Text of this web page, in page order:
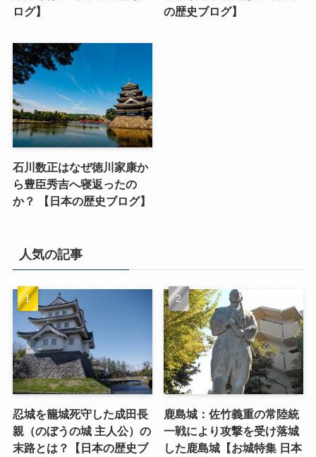
ログ】
の歴史ブログ】
石川数正はなぜ徳川家康か
ら豊臣秀吉へ寝返ったの
か？ 【日本の歴史ブログ】
人気の記事
忍城を籠城死守した成田長
親（のぼうの城 主人公）の
末路とは？【日本の歴史ブ
鹿島城：佐竹義重の常陸統
一戦により攻撃を受け落城
した鹿島城【お城特集 日本